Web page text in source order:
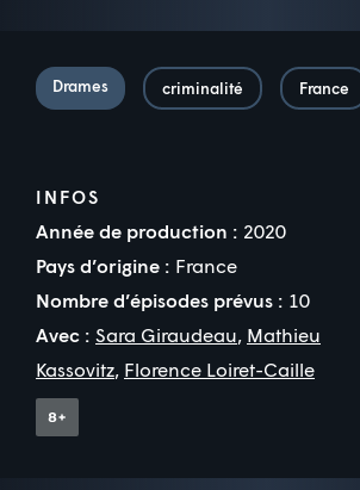
Drames criminalité France
INFOS
Année de production : 2020
Pays d’origine : France
Nombre d’épisodes prévus : 10
Avec : Sara Giraudeau, Mathieu
Kassovitz, Florence Loiret-Caille